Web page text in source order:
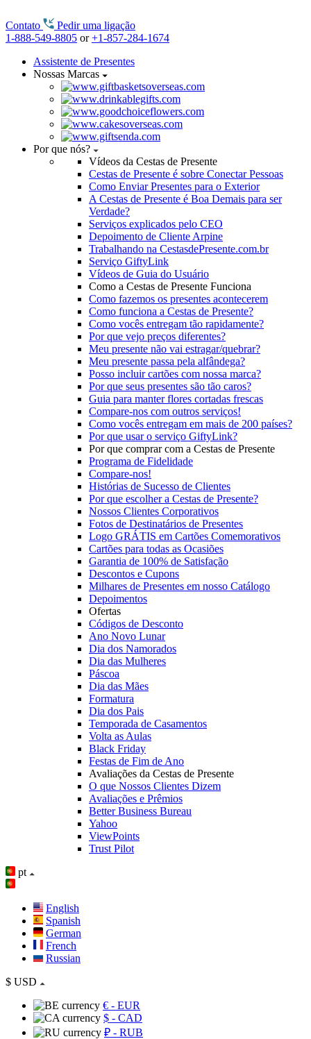
Contato
Pedir uma ligação
1-888-549-8805 or+1-857-284-1674
Assistente de Presentes
Nossas Marcas
Por que nós?
Vídeos da Cestas de Presente
Cestas de Presente é sobre Conectar Pessoas
Como Enviar Presentes para o Exterior
A Cestas de Presente é Boa Demais para ser
Verdade?
Serviços explicados pelo CEO
Depoimento de Cliente Arpine
Trabalhando na CestasdePresente.com.br
Serviço GiftyLink
Vídeos de Guia do Usuário
Como a Cestas de Presente Funciona
Como fazemos os presentes acontecerem
Como funciona a Cestas de Presente?
Como vocês entregam tão rapidamente?
Por que vejo preços diferentes?
Meu presente não vai estragar/quebrar?
Meu presente passa pela alfândega?
Posso incluir cartões com nossa marca?
Por que seus presentes são tão caros?
Guia para manter flores cortadas frescas
Compare-nos com outros serviços!
Como vocês entregam em mais de 200 países?
Por que usar o serviço GiftyLink?
Por que comprar com a Cestas de Presente
Programa de Fidelidade
Compare-nos!
Histórias de Sucesso de Clientes
Por que escolher a Cestas de Presente?
Nossos Clientes Corporativos
Fotos de Destinatários de Presentes
Logo GRÁTIS em Cartões Comemorativos
Cartões para todas as Ocasiões
Garantia de 100% de Satisfação
Descontos e Cupons
Milhares de Presentes em nosso Catálogo
Depoimentos
Ofertas
Códigos de Desconto
Ano Novo Lunar
Dia dos Namorados
Dia das Mulheres
Páscoa
Dia das Mães
Formatura
Dia dos Pais
Temporada de Casamentos
Volta as Aulas
Black Friday
Festas de Fim de Ano
Avaliações da Cestas de Presente
O que Nossos Clientes Dizem
Avaliações e Prêmios
Better Business Bureau
Yahoo
ViewPoints
Trust Pilot
pt
English
Spanish
German
French
Russian
$ USD
€ - EUR
$ - CAD
₽ - RUB